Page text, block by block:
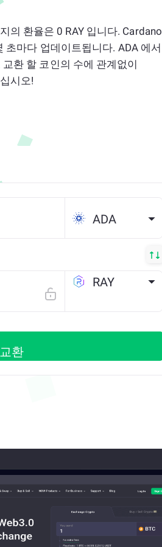
의 환율은 0 RAY 입니다. Cardano
초마다 업데이트됩니다. ADA 에서
환 할 코인의 수에 관계없이
시오!
ADA
RAY
교환